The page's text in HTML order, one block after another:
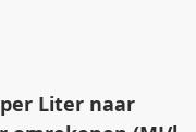
Liter naar